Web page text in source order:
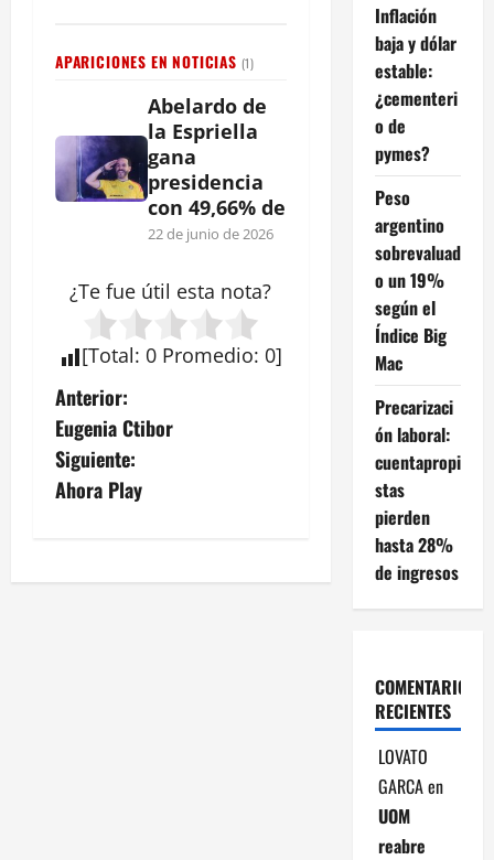
APARICIONES EN NOTICIAS (1)
Abelardo de
la Espriella
gana
presidencia
con 49,66% de
22 de junio de 2026
¿Te fue útil esta nota?
[Total: 0 Promedio: 0]
N
a
v
g
Anterior:
Eugenia Ctibor
Siguiente:
Ahora Play
Inflación
baja y dólar
estable:
¿cementeri
o de
pymes?
Peso
argentino
sobrevaluad
o un 19%
según el
Índice Big
Mac
Precarizaci
ón laboral:
cuentapropi
stas
pierden
hasta 28%
de ingresos
COMENTARIOS
RECIENTES
LOVATO
GARCAen
UOM
reabre